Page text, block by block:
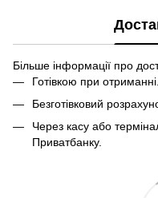
Більше інформації про
Готівкою при отриманні.
Безготівковий
Через касу або
Приватбанку.